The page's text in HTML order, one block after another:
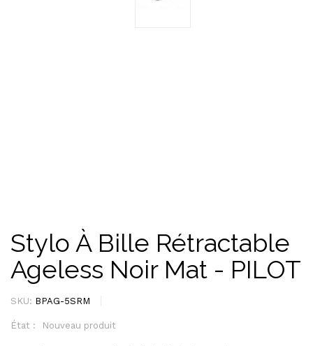
Stylo À Bille Rétractable
Ageless Noir Mat - PILOT
SKU: BPAG-5SRM
État : Nouveau produit